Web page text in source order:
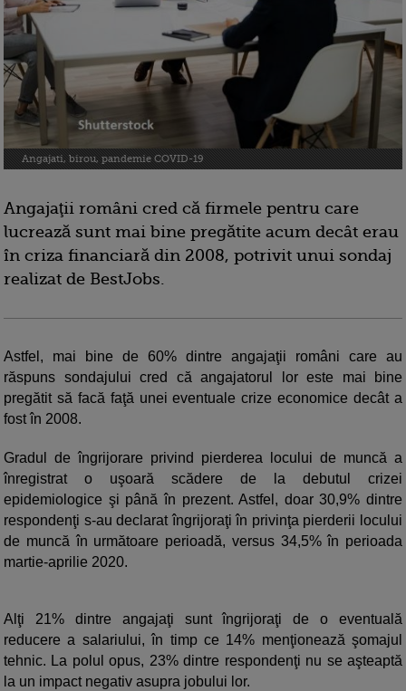
Angajati, birou, pandemie COVID-19
Angajaţii români cred că firmele pentru care
lucrează sunt mai bine pregătite acum decât erau
în criza financiară din 2008, potrivit unui sondaj
realizat de BestJobs.
Astfel, mai bine de 60% dintre angajaţii români care au
răspuns sondajului cred că angajatorul lor este mai bine
pregătit să facă faţă unei eventuale crize economice decât a
fost în 2008.
Gradul de îngrijorare privind pierderea locului de muncă a
înregistrat o uşoară scădere de la debutul crizei
epidemiologice şi până în prezent. Astfel, doar 30,9% dintre
respondenţi s-au declarat îngrijoraţi în privinţa pierderii locului
de muncă în următoare perioadă, versus 34,5% în perioada
martie-aprilie 2020.
Alţi 21% dintre angajaţi sunt îngrijoraţi de o eventuală
reducere a salariului, în timp ce 14% menţionează şomajul
tehnic. La polul opus, 23% dintre respondenţi nu se aşteaptă
la un impact negativ asupra jobului lor.